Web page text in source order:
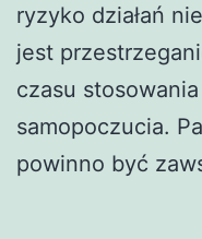
ryzyko działań
jest
czasu
samopoczucia.
powinno być